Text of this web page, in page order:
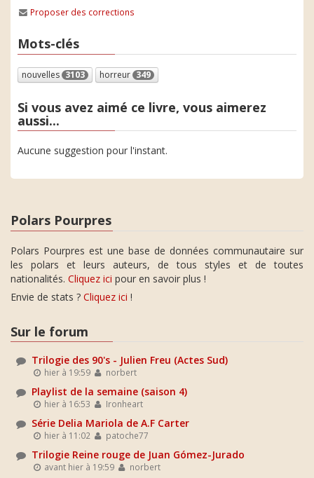
Proposer des corrections
Mots-clés
nouvelles 3103 horreur 349
Si vous avez aimé ce livre, vous aimerez
aussi...
Aucune suggestion pour l'instant.
Polars Pourpres
Polars Pourpres est une base de données communautaire sur
les polars et leurs auteurs, de tous styles et de toutes
nationalités. Cliquez ici pour en savoir plus !
Envie de stats ? Cliquez ici !
Sur le forum
Trilogie des 90's - Julien Freu (Actes Sud)
hier à 19:59 norbert
Playlist de la semaine (saison 4)
hier à 16:53 Ironheart
Série Delia Mariola de A.F Carter
hier à 11:02 patoche77
Trilogie Reine rouge de Juan Gómez-Jurado
avant hier à 19:59 norbert